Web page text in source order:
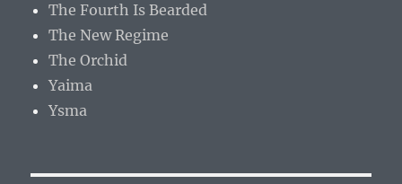
The Fourth Is Bearded
The New Regime
The Orchid
Yaima
Ysma